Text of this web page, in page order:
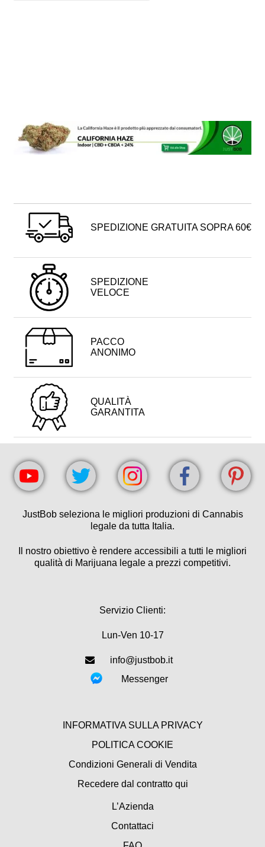
SPEDIZIONE GRATUITA SOPRA 60€
SPEDIZIONE
VELOCE
PACCO
ANONIMO
QUALITÀ
GARANTITA
JustBob seleziona le migliori produzioni di Cannabis
legale da tutta Italia.
Il nostro obiettivo è rendere accessibili a tutti le migliori
qualità di Marijuana legale a prezzi competitivi.
Servizio Clienti:
Lun-Ven 10-17
info@justbob.it
Messenger
INFORMATIVA SULLA PRIVACY
POLITICA COOKIE
Condizioni Generali di Vendita
Recedere dal contratto qui
L’Azienda
Contattaci